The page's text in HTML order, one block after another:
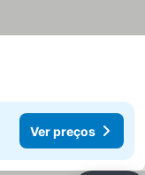
Ver preços